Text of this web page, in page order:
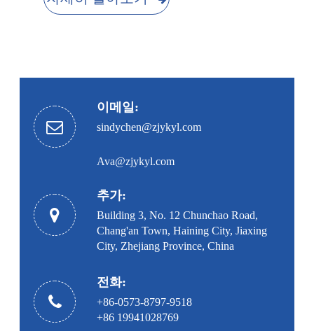
이메일:
sindychen@zjykyl.com
Ava@zjykyl.com
추가:
Building 3, No. 12 Chunchao Road,
Chang'an Town, Haining City, Jiaxing
City, Zhejiang Province, China
전화:
+86-0573-8797-9518
+86 19941028769